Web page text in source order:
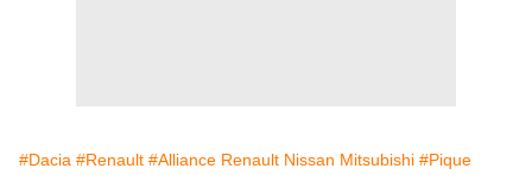
#Dacia #Renault #Alliance Renault Nissan Mitsubishi #Pique